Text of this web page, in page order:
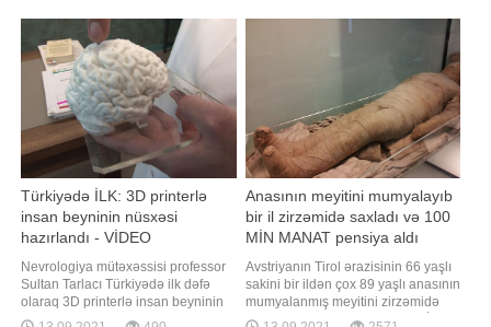
edəcəyi qərar tək ABŞ-a yox,
ümumilikdə bütün dünyaya təsir
qoyacaq. "Bilirsiniz ki, ötən il
seçkilərd
Ned Flanders personajının şərəfnə
Türkiyədə İLK: 3D printerlə
insan beyninin nüsxəsi
hazırlandı - VİDEO
Nevrologiya mütəxəssisi professor
Sultan Tarlacı Türkiyədə ilk dəfə
olaraq 3D printerlə insan beyninin
dəqiq nüsxəsini hazırlayıb. Oxu.a-a
Anasının meyitini mumyalayıb
bir il zirzəmidə saxladı və 100
MİN MANAT pensiya aldı
Avstriyanın Tirol ərazisinin 66 yaşlı
sakini bir ildən çox 89 yaşlı anasının
mumyalanmış meyitini zirzəmidə
saxlayaraq, pensiyasını alıb. BİG.AZ